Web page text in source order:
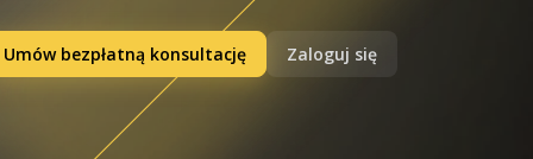
Umów bezpłatną konsultację Zaloguj się